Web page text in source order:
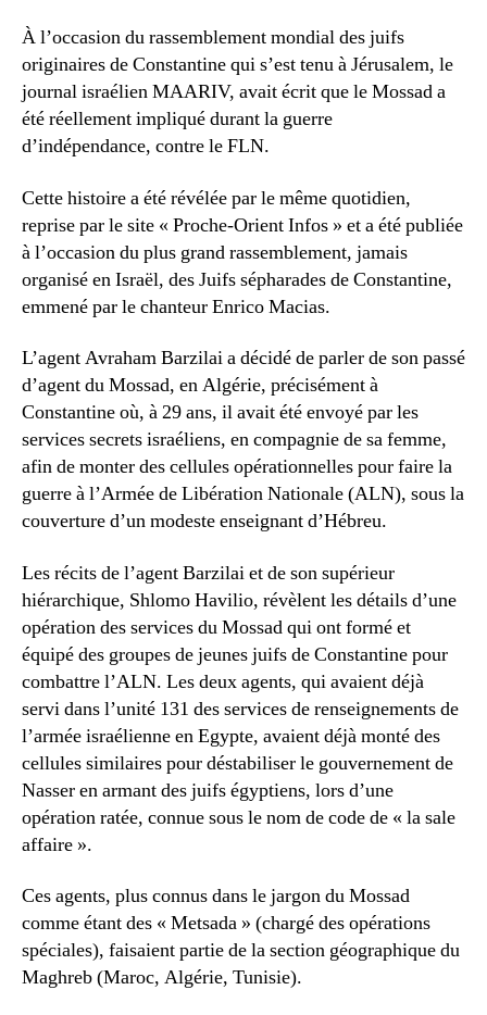
À l’occasion du rassemblement mondial des juifs
originaires de Constantine qui s’est tenu à Jérusalem, le
journal israélien MAARIV, avait écrit que le Mossad a
été réellement impliqué durant la guerre
d’indépendance, contre le FLN.
Cette histoire a été révélée par le même quotidien,
reprise par le site « Proche-Orient Infos » et a été publiée
à l’occasion du plus grand rassemblement, jamais
organisé en Israël, des Juifs sépharades de Constantine,
emmené par le chanteur Enrico Macias.
L’agent Avraham Barzilai a décidé de parler de son passé
d’agent du Mossad, en Algérie, précisément à
Constantine où, à 29 ans, il avait été envoyé par les
services secrets israéliens, en compagnie de sa femme,
afin de monter des cellules opérationnelles pour faire la
guerre à l’Armée de Libération Nationale (ALN), sous la
couverture d’un modeste enseignant d’Hébreu.
Les récits de l’agent Barzilai et de son supérieur
hiérarchique, Shlomo Havilio, révèlent les détails d’une
opération des services du Mossad qui ont formé et
équipé des groupes de jeunes juifs de Constantine pour
combattre l’ALN. Les deux agents, qui avaient déjà
servi dans l’unité 131 des services de renseignements de
l’armée israélienne en Egypte, avaient déjà monté des
cellules similaires pour déstabiliser le gouvernement de
Nasser en armant des juifs égyptiens, lors d’une
opération ratée, connue sous le nom de code de « la sale
affaire ».
Ces agents, plus connus dans le jargon du Mossad
comme étant des « Metsada » (chargé des opérations
spéciales), faisaient partie de la section géographique du
Maghreb (Maroc, Algérie, Tunisie).